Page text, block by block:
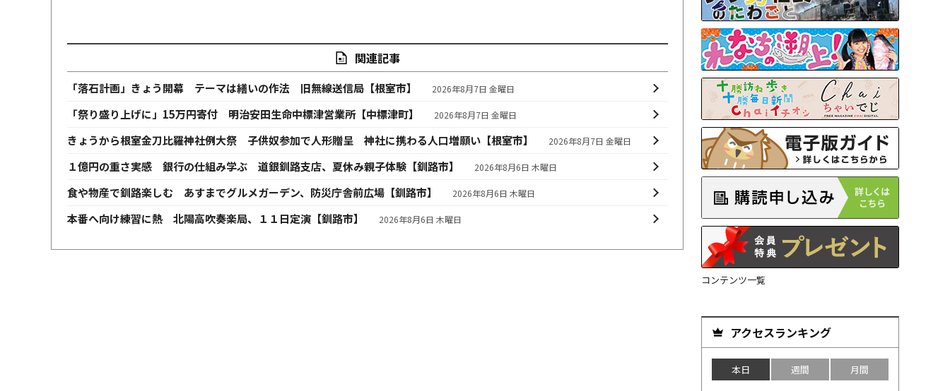
関連記事
「落石計画」きょう開幕 テーマは繕いの作法 旧無線送信局【根室市】 2026年8月7日 金曜日
「祭り盛り上げに」15万円寄付 明治安田生命中標津営業所【中標津町】 2026年8月7日 金曜日
きょうから根室金刀比羅神社例大祭 子供奴参加で人形贈呈 神社に携わる人口増願い【根室市】 2026年8月7日 金曜日
１億円の重さ実感 銀行の仕組み学ぶ 道銀釧路支店、夏休み親子体験【釧路市】 2026年8月6日 木曜日
食や物産で釧路楽しむ あすまでグルメガーデン、防災庁舎前広場【釧路市】 2026年8月6日 木曜日
本番へ向け練習に熱 北陽高吹奏楽局、１１日定演【釧路市】 2026年8月6日 木曜日
コンテンツ一覧
アクセスランキング
本日 週間 月間